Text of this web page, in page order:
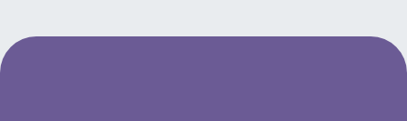
yeni giriş adresi